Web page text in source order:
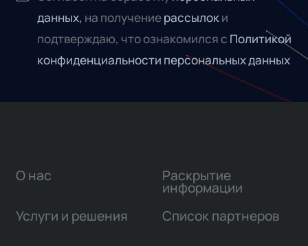
данных, на получениерассылоки
подтверждаю, что ознакомился с Политикой
конфиденциальности персональных данных
О нас
Услуги и решения
Раскрытие
информации
Список партнеров